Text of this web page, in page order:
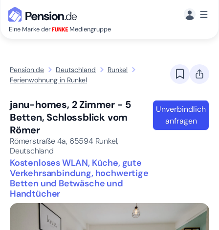
Eine Marke der Mediengruppe
☰
Pension.de Deutschland
Runkel
Ferienwohnung in Runkel
janu-homes, 2 Zimmer - 5
Betten, Schlossblick vom
Römer
Römerstraße 4a, 65594 Runkel,
Deutschland
Kostenloses WLAN, Küche, gute
Verkehrsanbindung, hochwertige
Betten und Betwäsche und
Handtücher
Unverbindlich
anfragen